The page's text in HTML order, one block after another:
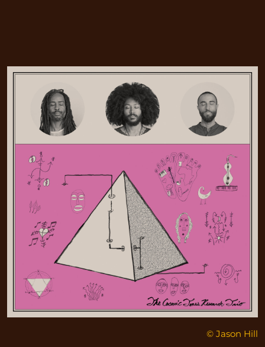
© Jason Hill